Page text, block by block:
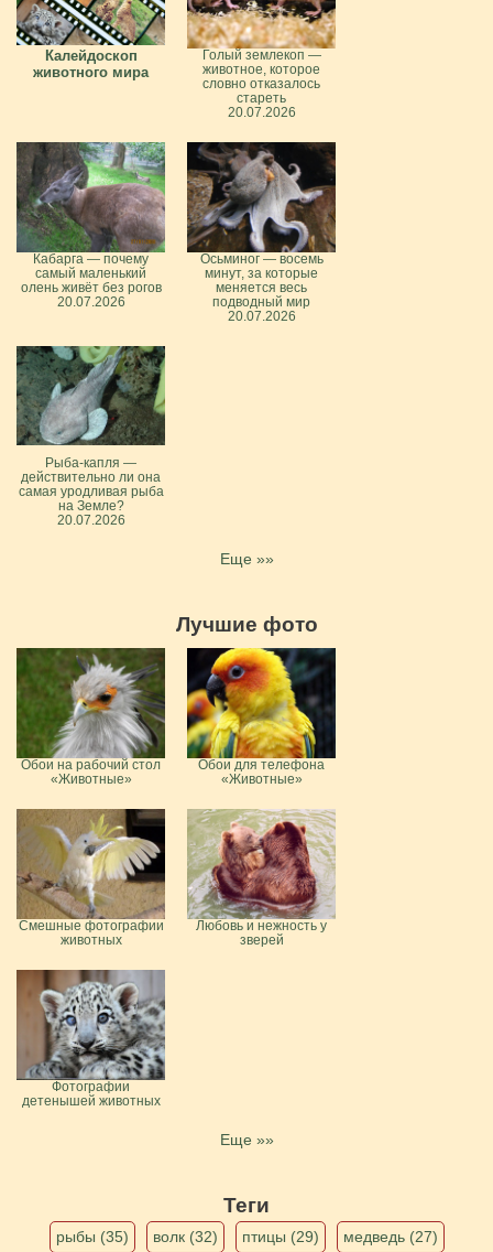
Калейдоскоп
животного мира
Голый землекоп —
животное, которое
словно отказалось
стареть
20.07.2026
Кабарга — почему
самый маленький
олень живёт без рогов
20.07.2026
Осьминог — восемь
минут, за которые
меняется весь
подводный мир
20.07.2026
Рыба-капля —
действительно ли она
самая уродливая рыба
на Земле?
20.07.2026
Еще »»
Лучшие фото
Обои на рабочий стол
«Животные»
Обои для телефона
«Животные»
Смешные фотографии
животных
Любовь и нежность у
зверей
Фотографии
детенышей животных
Еще »»
Теги
рыбы (35) волк (32) птицы (29) медведь (27)